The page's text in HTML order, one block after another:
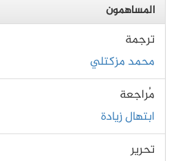
المساهمون
ترجمة
محمد مزكتلي
مُراجعة
ابتهال زيادة
تحرير